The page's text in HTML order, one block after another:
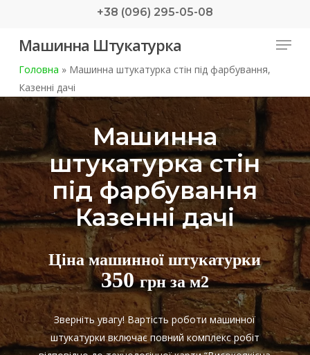
main
+38 (096) 295-05-08
Машинна Штукатурка Menu
Головна »Машинна штукатурка стін під фарбування,
Казенні дачі
Машинна
штукатурка стін
під фарбування
Казенні дачі
Ціна машинної штукатурки
350грн за м2
Зверніть увагу! Вартість роботи машинної
штукатурки включає повний комплекс робіт